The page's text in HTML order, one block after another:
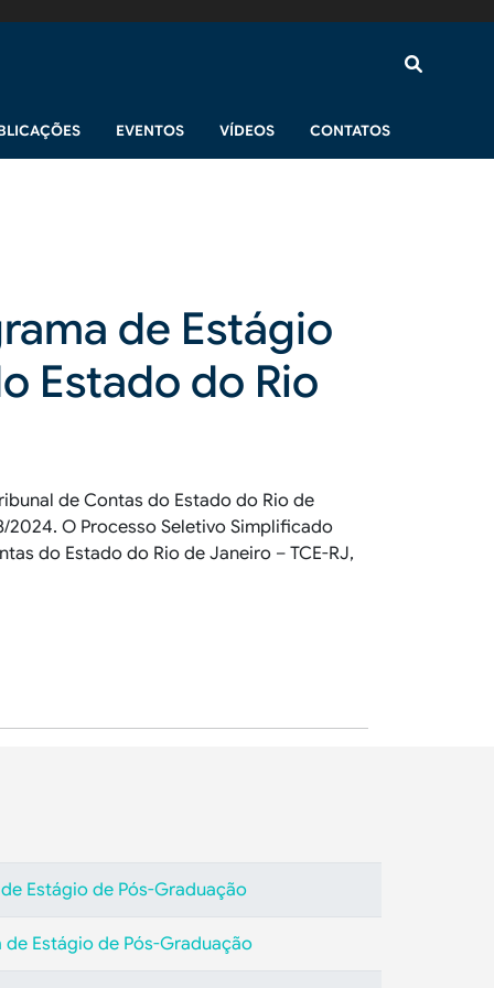
EVENTOS VÍDEOS CONTATOS
de Estágio
Estado do Rio
de Contas do Estado do Rio de
2024. O Processo Seletivo Simplificado
do Estado do Rio de Janeiro – TCE-RJ,
Estágio de Pós-Graduação
Estágio de Pós-Graduação